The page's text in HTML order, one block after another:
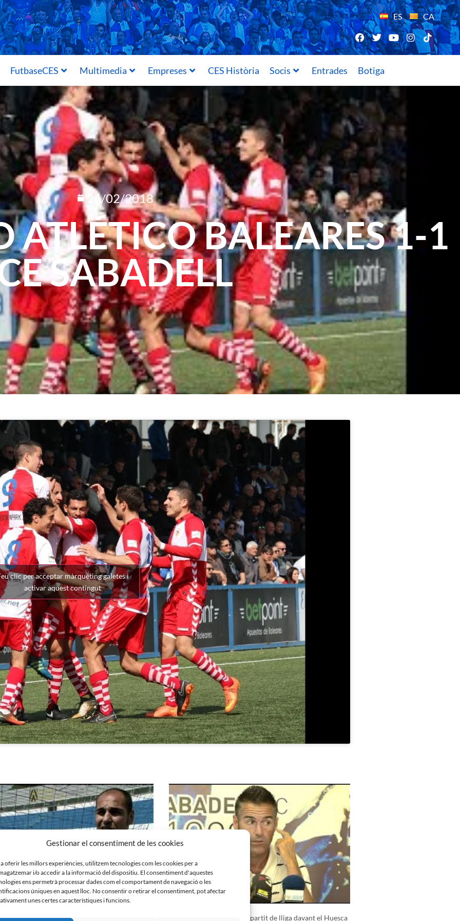
Gestionar el consentiment de les cookies
oferir les millors experiències, utilitzem tecnologies com les cookies per a
i/o accedir a la informació del dispositiu. El consentiment d'aquestes
ens permetrà processar dades com el comportament de navegació o les
úniques en aquest lloc. No consentir o retirar el consentiment, pot afectar
unes certes característiques i funcions.
ES CA
FutbaseCES Multimedia Empreses CES Història Socis Entrades Botiga
26/02/2018
ATLÉTICO BALEARES 1-1
SABADELL
clic per acceptar màrqueting galetes i
activar aquest contingut
i Jesús Olmo, els dos últims golejadors a
Roda de premsa prèvia al partit de lliga davant el Huesca